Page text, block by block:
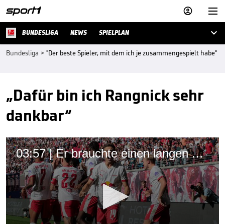


BUNDESLIGA NEWS SPIELPLAN 
Bundesliga > "Der beste Spieler, mit dem ich je zusammengespielt habe"
„Dafür bin ich Rangnick sehr
dankbar“
03:57 | Er brauchte einen langen Atem - und startet nun durch